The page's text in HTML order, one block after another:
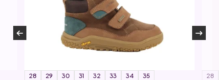
28 29 30 31 32 33 34 35 28